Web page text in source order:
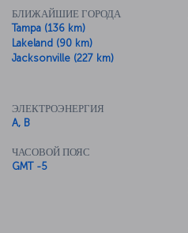
БЛИЖАЙШИЕ ГОРОДА
Tampa (136 km)
Lakeland (90 km)
Jacksonville (227 km)
ЭЛЕКТРОЭНЕРГИЯ
A, B
ЧАСОВОЙ ПОЯС
GMT -5